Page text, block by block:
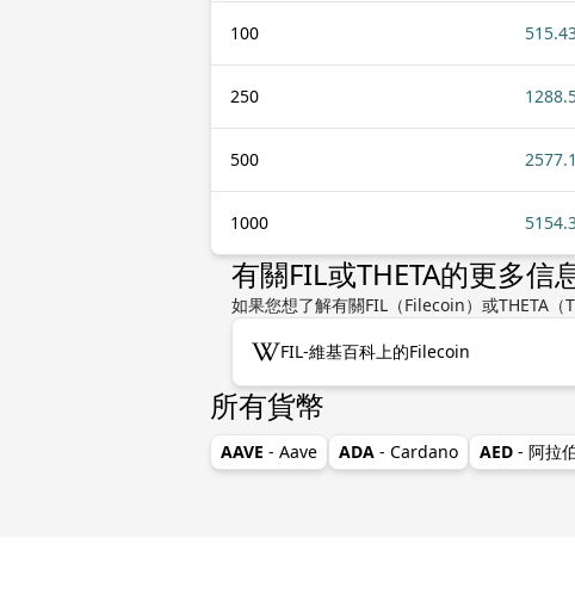
100
250
500
1000
有關FIL或THETA的更多信
如果您想了解有關FIL（Filecoin）或THETA（
FIL-維基百科上的Filecoin
所有貨幣
AAVE - Aave ADA - Cardano AED - 阿拉